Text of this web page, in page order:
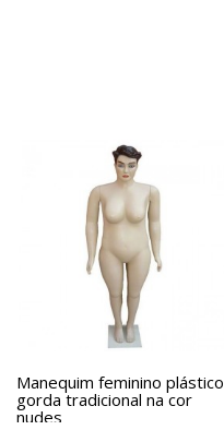
Manequim feminino plástico
gorda tradicional na cor
nudes